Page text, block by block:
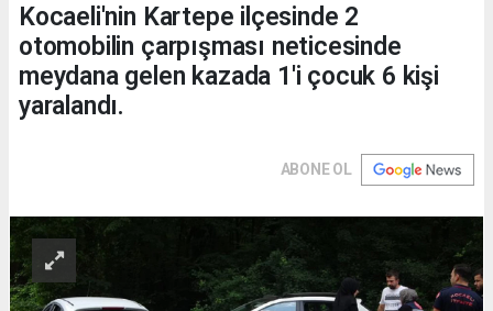
Kocaeli'nin Kartepe ilçesinde 2
otomobilin çarpışması neticesinde
meydana gelen kazada 1'i çocuk 6 kişi
yaralandı.
ABONE OL